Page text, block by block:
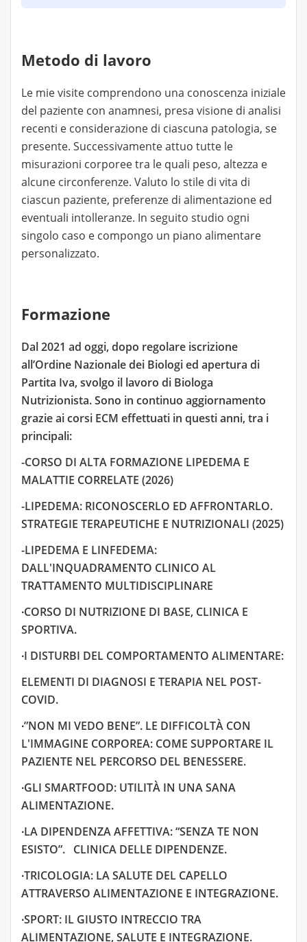
Metodo di lavoro
Le mie visite comprendono una conoscenza iniziale
del paziente con anamnesi, presa visione di analisi
recenti e considerazione di ciascuna patologia, se
presente. Successivamente attuo tutte le
misurazioni corporee tra le quali peso, altezza e
alcune circonferenze. Valuto lo stile di vita di
ciascun paziente, preferenze di alimentazione ed
eventuali intolleranze. In seguito studio ogni
singolo caso e compongo un piano alimentare
personalizzato.
Formazione
Dal 2021 ad oggi, dopo regolare iscrizione
all’Ordine Nazionale dei Biologi ed apertura di
Partita Iva, svolgo il lavoro di Biologa
Nutrizionista. Sono in continuo aggiornamento
grazie ai corsi ECM effettuati in questi anni, tra i
principali:
-CORSO DI ALTA FORMAZIONE LIPEDEMA E
MALATTIE CORRELATE (2026)
-LIPEDEMA: RICONOSCERLO ED AFFRONTARLO.
STRATEGIE TERAPEUTICHE E NUTRIZIONALI (2025)
-LIPEDEMA E LINFEDEMA:
DALL'INQUADRAMENTO CLINICO AL
TRATTAMENTO MULTIDISCIPLINARE
∙CORSO DI NUTRIZIONE DI BASE, CLINICA E
SPORTIVA.
∙I DISTURBI DEL COMPORTAMENTO ALIMENTARE:
ELEMENTI DI DIAGNOSI E TERAPIA NEL POST-
COVID.
∙”NON MI VEDO BENE”. LE DIFFICOLTÀ CON
L'IMMAGINE CORPOREA: COME SUPPORTARE IL
PAZIENTE NEL PERCORSO DEL BENESSERE.
∙GLI SMARTFOOD: UTILITÀ IN UNA SANA
ALIMENTAZIONE.
∙LA DIPENDENZA AFFETTIVA: “SENZA TE NON
ESISTO”. CLINICA DELLE DIPENDENZE.
∙TRICOLOGIA: LA SALUTE DEL CAPELLO
ATTRAVERSO ALIMENTAZIONE E INTEGRAZIONE.
∙SPORT: IL GIUSTO INTRECCIO TRA
ALIMENTAZIONE, SALUTE E INTEGRAZIONE.